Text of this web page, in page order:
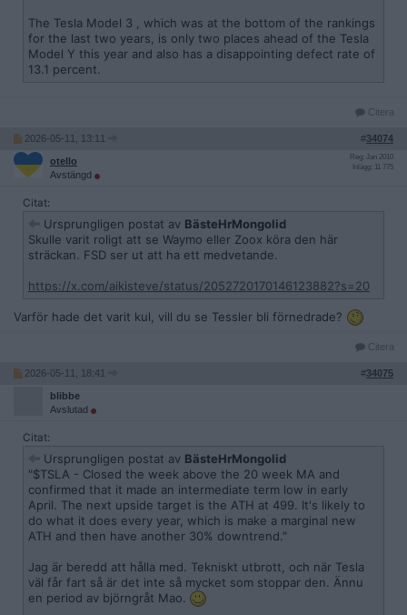
The Tesla Model 3 , which was at the bottom of the rankings
for the last two years, is only two places ahead of the Tesla
Model Y this year and also has a disappointing defect rate of
13.1 percent.
Citera
2026-05-11, 13:11 #34074
otello
Avstängd
Reg: Jan 2010
Inlägg: 11 775
Citat:
Ursprungligen postat av BästeHrMongolid
Skulle varit roligt att se Waymo eller Zoox köra den här
sträckan. FSD ser ut att ha ett medvetande.
https://x.com/aikisteve/status/2052720170146123882?s=20
Varför hade det varit kul, vill du se Tessler bli förnedrade?
Citera
2026-05-11, 18:41 #34075
blibbe
Avslutad
Citat:
Ursprungligen postat av BästeHrMongolid
"$TSLA - Closed the week above the 20 week MA and
confirmed that it made an intermediate term low in early
April. The next upside target is the ATH at 499. It's likely to
do what it does every year, which is make a marginal new
ATH and then have another 30% downtrend."
Jag är beredd att hålla med. Tekniskt utbrott, och när Tesla
väl får fart så är det inte så mycket som stoppar den. Ännu
en period av björngråt Mao.